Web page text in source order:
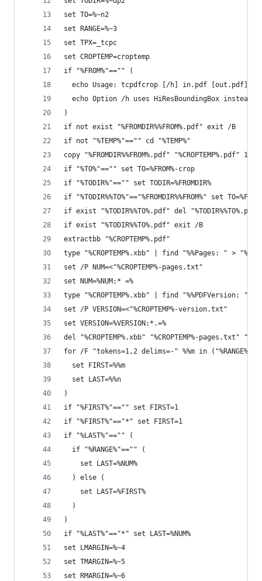
set TO=%~n2
set RANGE=%~3
set TPX=_tcpc
set CROPTEMP=croptemp
if "%FROM%"=="" (
echo Usage: tcpdfcrop [/h] in.pdf [out.pdf]
echo Option /h uses HiResBoundingBox instead
)
if not exist "%FROMDIR%%FROM%.pdf" exit /B
if not "%TEMP%"=="" cd "%TEMP%"
copy "%FROMDIR%%FROM%.pdf" "%CROPTEMP%.pdf"
if "%TO%"=="" set TO=%FROM%-crop
if "%TODIR%"=="" set TODIR=%FROMDIR%
if "%TODIR%%TO%"=="%FROMDIR%%FROM%" set
if exist "%TODIR%%TO%.pdf" del "%TODIR%%TO%.pdf"
if exist "%TODIR%%TO%.pdf" exit /B
extractbb "%CROPTEMP%.pdf"
type "%CROPTEMP%.xbb" | find "%%Pages: " >
set /P NUM=<"%CROPTEMP%-pages.txt"
set NUM=%NUM:* =%
type "%CROPTEMP%.xbb" | find "%%PDFVersion: " >
set /P VERSION=<"%CROPTEMP%-version.txt"
set VERSION=%VERSION:*.=%
del "%CROPTEMP%.xbb" "%CROPTEMP%-pages.txt"
for /F "tokens=1,2 delims=-" %%m in ("%RANGE%")
  set FIRST=%%m
  set LAST=%%n
)
if "%FIRST%"=="" set FIRST=1
if "%FIRST%"=="*" set FIRST=1
if "%LAST%"=="" (
  if "%RANGE%"=="" (
    set LAST=%NUM%
  ) else (
    set LAST=%FIRST%
  )
)
if "%LAST%"=="*" set LAST=%NUM%
set LMARGIN=%~4
set TMARGIN=%~5
set RMARGIN=%~6